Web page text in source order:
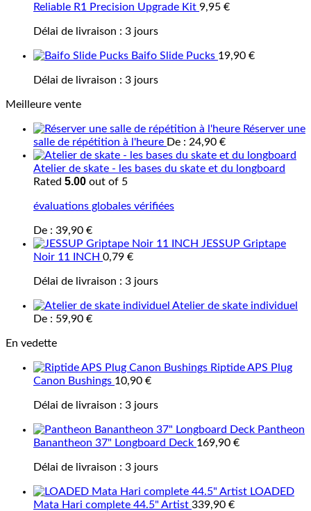
Reliable R1 Precision Upgrade Kit 9,95 €
Délai de livraison : 3 jours
Baifo Slide Pucks 19,90 €
Délai de livraison : 3 jours
Meilleure vente
Réserver une
salle de répétition à l'heure De : 24,90 €
Atelier de skate - les bases du skate et du longboard
Rated 5.00 out of 5
évaluations globales vérifiées
De : 39,90 €
JESSUP Griptape
Noir 11 INCH 0,79 €
Délai de livraison : 3 jours
Atelier de skate individuel
De : 59,90 €
En vedette
Riptide APS Plug
Canon Bushings 10,90 €
Délai de livraison : 3 jours
Pantheon
Banantheon 37" Longboard Deck 169,90 €
Délai de livraison : 3 jours
LOADED
Mata Hari complete 44.5" Artist 339,90 €